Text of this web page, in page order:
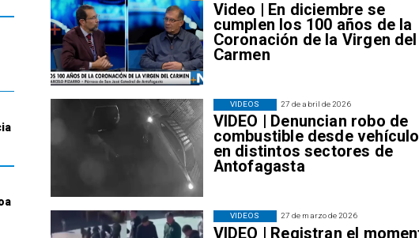
Video | En diciembre se
cumplen los 100 años de la
Coronación de la Virgen del
Carmen
27 de abril de 2026
VIDEO | Denuncian robo de
combustible desde
en distintos sectores de
Antofagasta
VIDEOS
27 de marzo de 2026
VIDEO | Registran el
VIDEOS